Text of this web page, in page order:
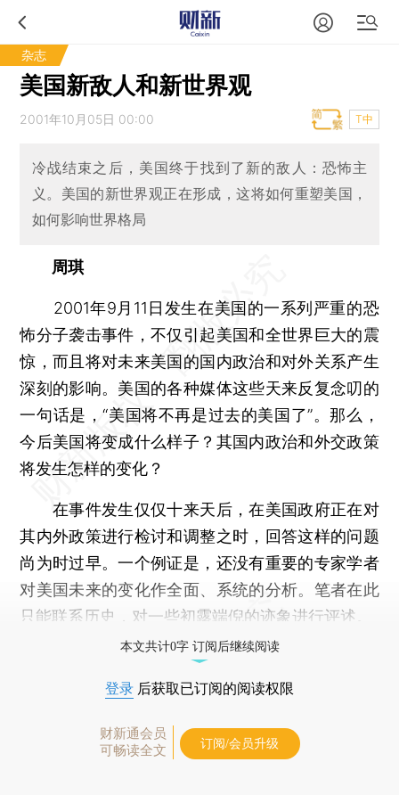
杂志
美国新敌人和新世界观
2001年10月05日 00:00 T中
冷战结束之后，美国终于找到了新的敌人：恐怖主
义。美国的新世界观正在形成，这将如何重塑美国，
如何影响世界格局
周琪
2001年9月11日发生在美国的一系列严重的恐
怖分子袭击事件，不仅引起美国和全世界巨大的震
惊，而且将对未来美国的国内政治和对外关系产生
深刻的影响。美国的各种媒体这些天来反复念叨的
一句话是，“美国将不再是过去的美国了”。那么，
今后美国将变成什么样子？其国内政治和外交政策
将发生怎样的变化？
在事件发生仅仅十来天后，在美国政府正在对
其内外政策进行检讨和调整之时，回答这样的问题
尚为时过早。一个例证是，还没有重要的专家学者
对美国未来的变化作全面、系统的分析。笔者在此
只能联系历史，对一些初露端倪的迹象进行评述。
本文共计0字 订阅后继续阅读
登录 后获取已订阅的阅读权限
财新通会员
可畅读全文
订阅/会员升级